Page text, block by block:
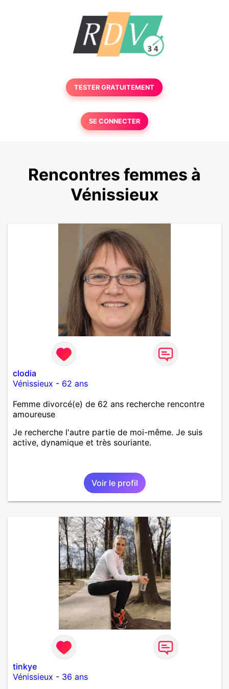
TESTER GRATUITEMENT
SE CONNECTER
Rencontres femmes à
Vénissieux
clodia
Vénissieux - 62 ans
Femme divorcé(e) de 62 ans recherche rencontre
amoureuse
Je recherche l'autre partie de moi-même. Je suis
active, dynamique et très souriante.
Voir le profil
tinkye
Vénissieux - 36 ans